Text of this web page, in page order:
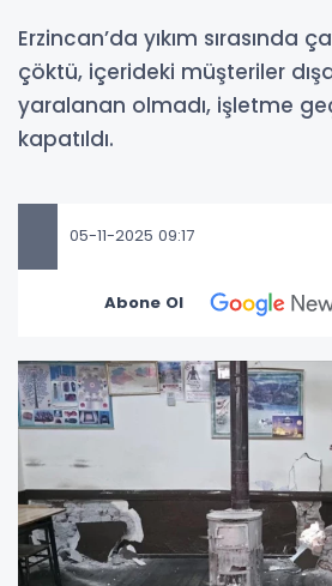
Erzincan’da yıkım sırasında
çöktü, içerideki müşteriler
yaralanan olmadı, işletme
kapatıldı.
05-11-2025 09:17
Abone Ol